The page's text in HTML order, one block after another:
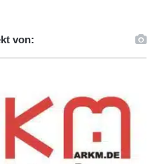
Lufthansa
Lufthansa Konzern
von: